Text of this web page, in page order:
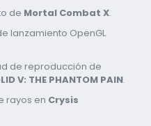
de Mortal Combat X.
lanzamiento OpenGL
de reproducción de
V: THE PHANTOM PAIN.
rayos en Crysis